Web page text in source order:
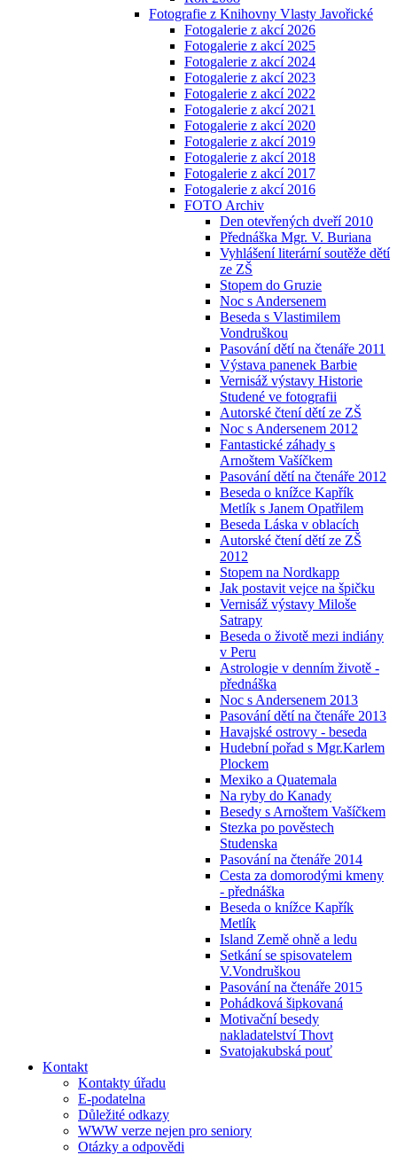
Fotografie z Knihovny Vlasty Javořické
Fotogalerie z akcí 2026
Fotogalerie z akcí 2025
Fotogalerie z akcí 2024
Fotogalerie z akcí 2023
Fotogalerie z akcí 2022
Fotogalerie z akcí 2021
Fotogalerie z akcí 2020
Fotogalerie z akcí 2019
Fotogalerie z akcí 2018
Fotogalerie z akcí 2017
Fotogalerie z akcí 2016
FOTO Archiv
Den otevřených dveří 2010
Přednáška Mgr. V. Buriana
Vyhlášení literární soutěže dětí
ze ZŠ
Stopem do Gruzie
Noc s Andersenem
Beseda s Vlastimilem
Vondruškou
Pasování dětí na čtenáře 2011
Výstava panenek Barbie
Vernisáž výstavy Historie
Studené ve fotografii
Autorské čtení dětí ze ZŠ
Noc s Andersenem 2012
Fantastické záhady s
Arnoštem Vašíčkem
Pasování dětí na čtenáře 2012
Beseda o knížce Kapřík
Metlík s Janem Opatřilem
Beseda Láska v oblacích
Autorské čtení dětí ze ZŠ
2012
Stopem na Nordkapp
Jak postavit vejce na špičku
Vernisáž výstavy Miloše
Satrapy
Beseda o životě mezi indiány
v Peru
Astrologie v denním životě -
přednáška
Noc s Andersenem 2013
Pasování dětí na čtenáře 2013
Havajské ostrovy - beseda
Hudební pořad s Mgr.Karlem
Plockem
Mexiko a Quatemala
Na ryby do Kanady
Besedy s Arnoštem Vašíčkem
Stezka po pověstech
Studenska
Pasování na čtenáře 2014
Cesta za domorodými kmeny
- přednáška
Beseda o knížce Kapřík
Metlík
Island Země ohně a ledu
Setkání se spisovatelem
V.Vondruškou
Pasování na čtenáře 2015
Pohádková šipkovaná
Motivační besedy
nakladatelství Thovt
Svatojakubská pouť
Kontakt
Kontakty úřadu
E-podatelna
Důležité odkazy
WWW verze nejen pro seniory
Otázky a odpovědi